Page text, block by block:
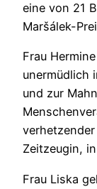
eine von 21
Maršálek-
Frau
unermüdlich
und zur
Zeitzeugin,
Frau Liska